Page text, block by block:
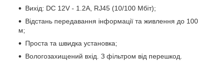
Вихід: DC 12V - 1.2A, RJ45 (10/100 Мбіт);
Відстань передавання інформації та живлення до 100
м;
Проста та швидка установка;
Вологозахищений вхід. З фільтром від перешкод.